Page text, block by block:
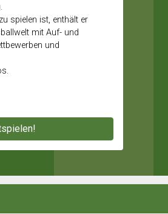
spielen ist, enthält er
mit Auf- und
und